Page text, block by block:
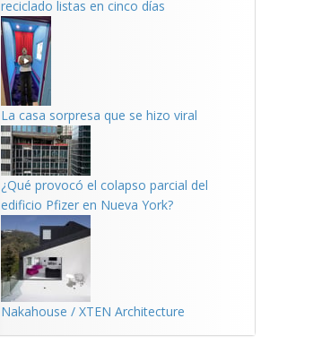
reciclado listas en cinco días
La casa sorpresa que se hizo viral
¿Qué provocó el colapso parcial del
edificio Pfizer en Nueva York?
Nakahouse / XTEN Architecture